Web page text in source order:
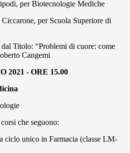
per Biotecnologie Mediche
per Scuola Superiore di
Titolo: “Problemi di cuore: come
Cangemi
2021 - ORE 15.00
che seguono:
ciclo unico in Farmacia (classe LM-